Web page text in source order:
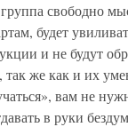
свободно
будет
и не будут
же как и их
вам не
в руки